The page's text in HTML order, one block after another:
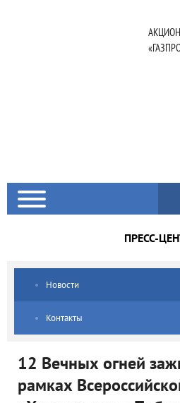
ПРЕСС-
Новости
Контакты
12 Вечных огней
рамках